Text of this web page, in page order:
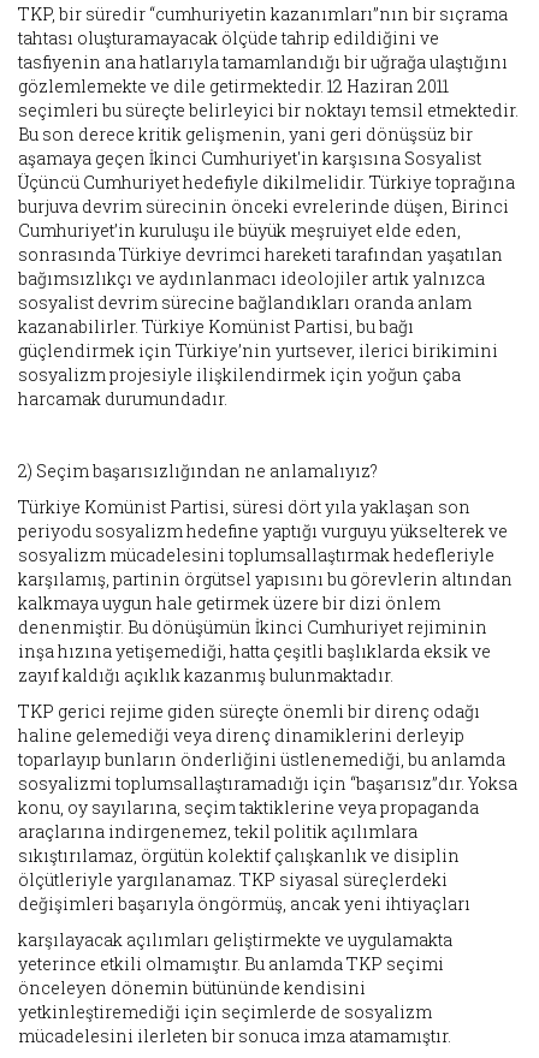
TKP, bir süredir “cumhuriyetin kazanımları”nın bir sıçrama
tahtası oluşturamayacak ölçüde tahrip edildiğini ve
tasfiyenin ana hatlarıyla tamamlandığı bir uğrağa ulaştığını
gözlemlemekte ve dile getirmektedir. 12 Haziran 2011
seçimleri bu süreçte belirleyici bir noktayı temsil etmektedir.
Bu son derece kritik gelişmenin, yani geri dönüşsüz bir
aşamaya geçen İkinci Cumhuriyet'in karşısına Sosyalist
Üçüncü Cumhuriyet hedefiyle dikilmelidir. Türkiye toprağına
burjuva devrim sürecinin önceki evrelerinde düşen, Birinci
Cumhuriyet’in kuruluşu ile büyük meşruiyet elde eden,
sonrasında Türkiye devrimci hareketi tarafından yaşatılan
bağımsızlıkçı ve aydınlanmacı ideolojiler artık yalnızca
sosyalist devrim sürecine bağlandıkları oranda anlam
kazanabilirler. Türkiye Komünist Partisi, bu bağı
güçlendirmek için Türkiye’nin yurtsever, ilerici birikimini
sosyalizm projesiyle ilişkilendirmek için yoğun çaba
harcamak durumundadır.
2) Seçim başarısızlığından ne anlamalıyız?
Türkiye Komünist Partisi, süresi dört yıla yaklaşan son
periyodu sosyalizm hedefine yaptığı vurguyu yükselterek ve
sosyalizm mücadelesini toplumsallaştırmak hedefleriyle
karşılamış, partinin örgütsel yapısını bu görevlerin altından
kalkmaya uygun hale getirmek üzere bir dizi önlem
denenmiştir. Bu dönüşümün İkinci Cumhuriyet rejiminin
inşa hızına yetişemediği, hatta çeşitli başlıklarda eksik ve
zayıf kaldığı açıklık kazanmış bulunmaktadır.
TKP gerici rejime giden süreçte önemli bir direnç odağı
haline gelemediği veya direnç dinamiklerini derleyip
toparlayıp bunların önderliğini üstlenemediği, bu anlamda
sosyalizmi toplumsallaştıramadığı için “başarısız”dır. Yoksa
konu, oy sayılarına, seçim taktiklerine veya propaganda
araçlarına indirgenemez, tekil politik açılımlara
sıkıştırılamaz, örgütün kolektif çalışkanlık ve disiplin
ölçütleriyle yargılanamaz. TKP siyasal süreçlerdeki
değişimleri başarıyla öngörmüş, ancak yeni ihtiyaçları
karşılayacak açılımları geliştirmekte ve uygulamakta
yeterince etkili olmamıştır. Bu anlamda TKP seçimi
önceleyen dönemin bütününde kendisini
yetkinleştiremediği için seçimlerde de sosyalizm
mücadelesini ilerleten bir sonuca imza atamamıştır.